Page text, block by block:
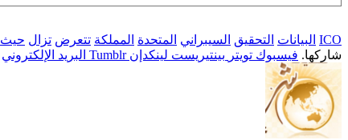
ICO البيانات التحقيق السيبراني المتحدة المملكة تتعرض تزال حيث
شاركها. فيسبوك تويتر بينتيريست لينكدإن Tumblr البريد الإلكتروني